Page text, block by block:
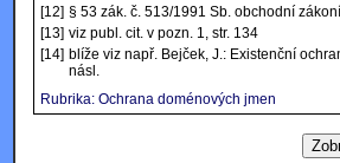
[12] § 53 zák. č. 513/1991 Sb. obchodní
[13] viz publ. cit. v pozn. 1, str. 134
[14] blíže viz např. Bejček, J.: Existenční
násl.
Rubrika: Ochrana doménových jmen